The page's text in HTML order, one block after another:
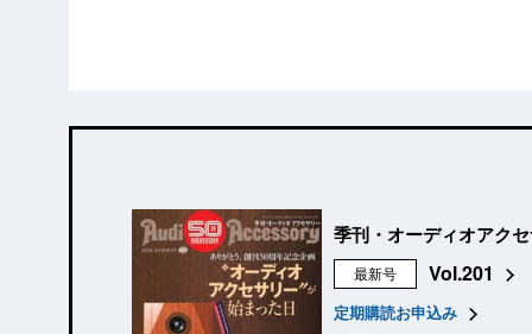
季刊・オーディオアク
最新号 Vol.201
定期購読お申込み